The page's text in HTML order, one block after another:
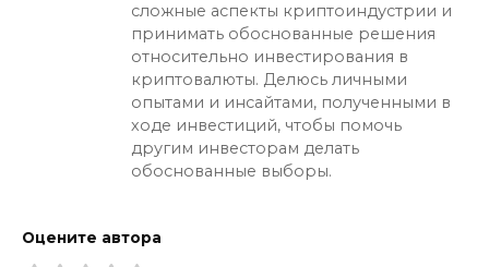
сложные аспекты криптоиндустрии и
принимать обоснованные решения
относительно инвестирования в
криптовалюты. Делюсь личными
опытами и инсайтами, полученными в
ходе инвестиций, чтобы помочь
другим инвесторам делать
обоснованные выборы.
Оцените автора